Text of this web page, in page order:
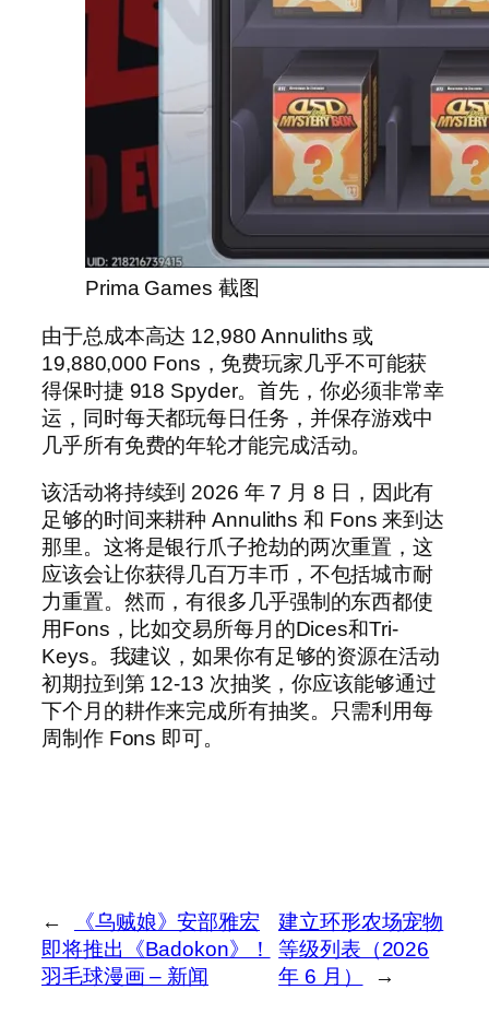
Prima Games 截图
由于总成本高达 12,980 Annuliths 或
19,880,000 Fons，免费玩家几乎不可能获
得保时捷 918 Spyder。首先，你必须非常幸
运，同时每天都玩每日任务，并保存游戏中
几乎所有免费的年轮才能完成活动。
该活动将持续到 2026 年 7 月 8 日，因此有
足够的时间来耕种 Annuliths 和 Fons 来到达
那里。这将是银行爪子抢劫的两次重置，这
应该会让你获得几百万丰币，不包括城市耐
力重置。然而，有很多几乎强制的东西都使
用Fons，比如交易所每月的Dices和Tri-
Keys。我建议，如果你有足够的资源在活动
初期拉到第 12-13 次抽奖，你应该能够通过
下个月的耕作来完成所有抽奖。只需利用每
周制作 Fons 即可。
←
《乌贼娘》安部雅宏
即将推出《Badokon》！
羽毛球漫画 – 新闻
建立环形农场宠物
等级列表（2026
年 6 月）
→